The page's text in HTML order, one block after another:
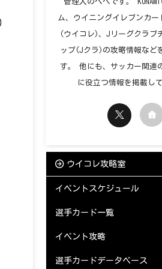
ム、ウイニングイレブンカー
(ウイコレ)、Jリーグクラブ
ップ(Jクラ)の攻略情報など
す。 他にも、サッカー関連
に役立つ情報を掲載して
ウイコレ攻略室
イベントスケジュール
選手カード一覧
イベント攻略
選手カードデータベース